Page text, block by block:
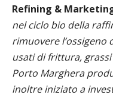
Refining &
nel ciclo bio della
rimuovere l’ossigeno
usati di frittura,
Porto Marghera
inoltre iniziato a